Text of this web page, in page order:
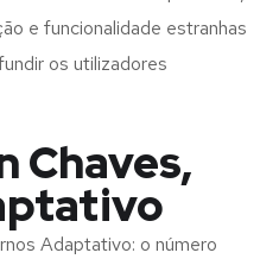
e funcionalidade estranhas
os utilizadores
Chaves,
Adaptativo: o número